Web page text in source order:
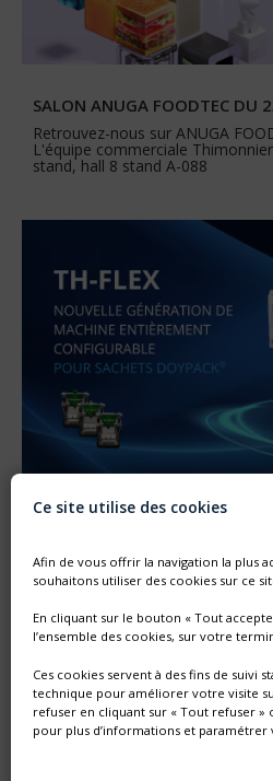
SALON ANUGA FOODTEC DU
Retrouvez-nous sur ANUGA
L'équipe commerciale
stand, hall 8 stand A-088
NOUVELLE GÉNÉRATION DE
entièrement configurable dédiée
bouchonnage de poches
Ce site utilise des cookies
Afin de vous offrir la navigation la plus
souhaitons utiliser des cookies sur ce
En cliquant sur le bouton « Tout
l’ensemble des cookies, sur votre
Ces cookies servent à des fins de suivi
technique pour améliorer votre visite
refuser en cliquant sur « Tout refuser »
pour plus d’informations et paramétrer